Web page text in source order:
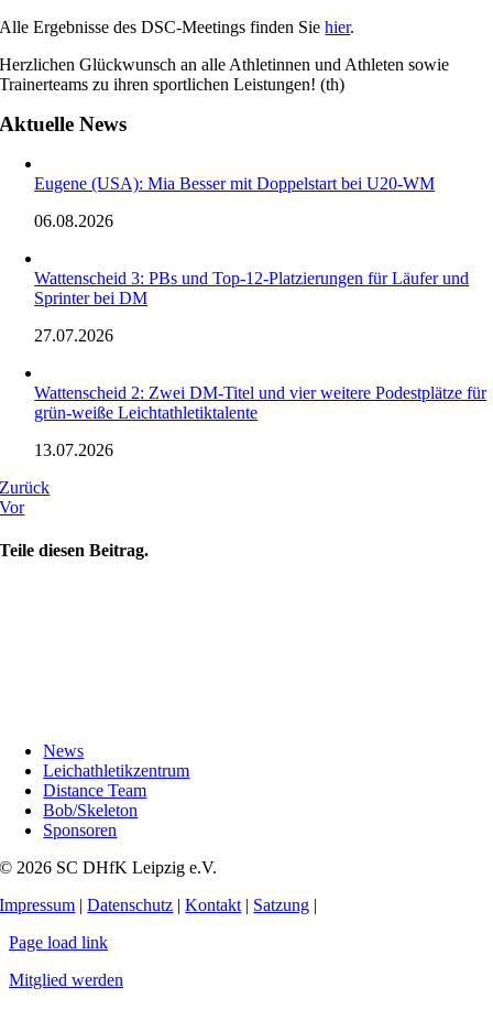
Alle Ergebnisse des DSC-Meetings finden Siehier.
Herzlichen Glückwunsch an alle Athletinnen und Athleten sowie
Trainerteams zu ihren sportlichen Leistungen! (th)
Aktuelle News
Eugene (USA): Mia Besser mit Doppelstart bei U20-WM
06.08.2026
Wattenscheid 3: PBs und Top-12-Platzierungen für Läufer und
Sprinter bei DM
27.07.2026
Wattenscheid 2: Zwei DM-Titel und vier weitere Podestplätze für
grün-weiße Leichtathletiktalente
13.07.2026
Zurück
Vor
Teile diesen Beitrag.
News
Leichathletikzentrum
Distance Team
Bob/Skeleton
Sponsoren
© 2026 SC DHfK Leipzig e.V.
Impressum |Datenschutz |Kontakt | Satzung |
Page load link
Mitglied werden